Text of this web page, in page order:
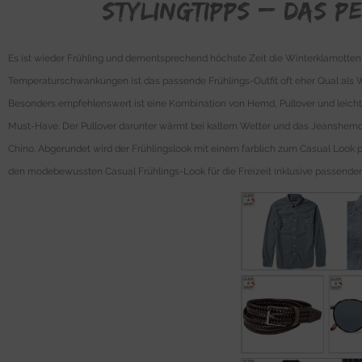
Stylingtipps – Das
Es ist wieder Frühling und dementsprechend höchste Zeit die
Temperaturschwankungen ist das passende Frühlings-Outfit oft eher Qual
Besonders empfehlenswert ist eine Kombination von Hemd, Pullover und
Must-Have. Der Pullover darunter wärmt bei kaltem Wetter und das
Chino. Abgerundet wird der Frühlingslook mit einem farblich zum Casual
den modebewussten Casual Frühlings-Look für die Freizeit inklusive